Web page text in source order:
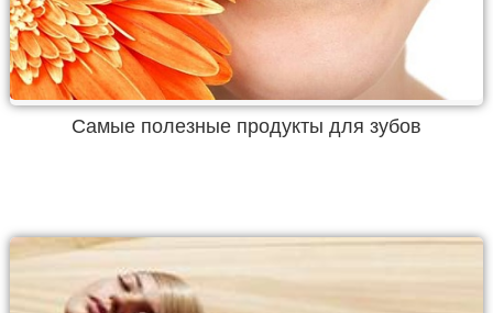
Самые полезные продукты для зубов